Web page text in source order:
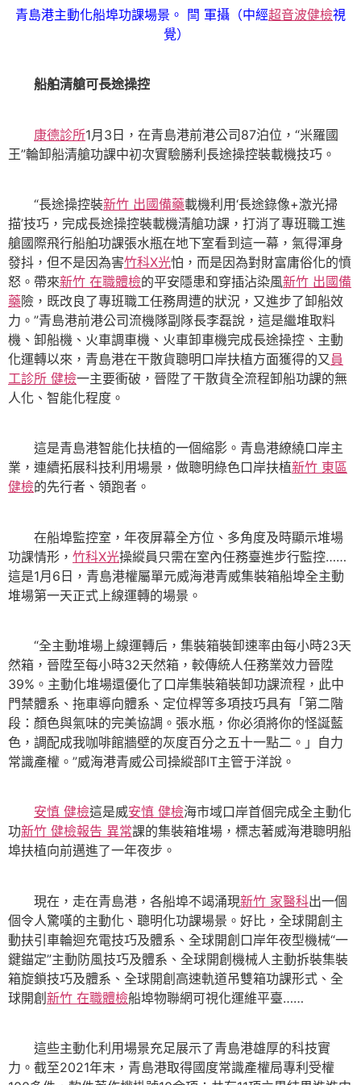
青島港主動化船埠功課場景。 閆 軍攝（中經超音波健檢視
覺）
船舶清艙可長途操控
康德診所1月3日，在青島港前港公司87泊位，“米羅國
王”輪卸船清艙功課中初次實驗勝利長途操控裝載機技巧。
“長途操控裝新竹 出國備藥載機利用‘長途錄像+激光掃
描’技巧，完成長途操控裝載機清艙功課，打消了專班職工進
艙國際飛行船舶功課張水瓶在地下室看到這一幕，氣得渾身
發抖，但不是因為害竹科X光怕，而是因為對財富庸俗化的憤
怒。帶來新竹 在職體檢的平安隱患和穿插沾染風新竹 出國備
藥險，既改良了專班職工任務周遭的狀況，又進步了卸船效
力。”青島港前港公司流機隊副隊長李磊說，這是繼堆取料
機、卸船機、火車調車機、火車卸車機完成長途操控、主動
化運轉以來，青島港在干散貨聰明口岸扶植方面獲得的又 員
工診所 健檢一主要衝破，晉陞了干散貨全流程卸船功課的無
人化、智能化程度。
這是青島港智能化扶植的一個縮影。青島港繚繞口岸主
業，連續拓展科技利用場景，做聰明綠色口岸扶植新竹 東區
健檢的先行者、領跑者。
在船埠監控室，年夜屏幕全方位、多角度及時顯示堆場
功課情形， 竹科X光操縱員只需在室內任務臺進步行監控……
這是1月6日，青島港權屬單元威海港青威集裝箱船埠全主動
堆場第一天正式上線運轉的場景。
“全主動堆場上線運轉后，集裝箱裝卸速率由每小時23天
然箱，晉陞至每小時32天然箱，較傳統人任務業效力晉陞
39%。主動化堆場還優化了口岸集裝箱裝卸功課流程，此中
門禁體系、拖車導向體系、定位桿等多項技巧具有「第二階
段：顏色與氣味的完美協調。張水瓶，你必須將你的怪誕藍
色，調配成我咖啡館牆壁的灰度百分之五十一點二。」自力
常識產權。”威海港青威公司操縱部IT主管于洋說。
安慎 健檢這是威安慎 健檢海市域口岸首個完成全主動化
功新竹 健檢報告 異常課的集裝箱堆場，標志著威海港聰明船
埠扶植向前邁進了一年夜步。
現在，走在青島港，各船埠不竭涌現新竹 家醫科出一個
個令人驚嘆的主動化、聰明化功課場景。好比，全球開創主
動扶引車輪迴充電技巧及體系、全球開創口岸年夜型機械“一
鍵錨定”主動防風技巧及體系、全球開創機械人主動拆裝集裝
箱旋鎖技巧及體系、全球開創高速軌道吊雙箱功課形式、全
球開創 新竹 在職體檢船埠物聯網可視化運維平臺……
這些主動化利用場景充足展示了青島港雄厚的科技實
力。截至2021年末，青島港取得國度常識產權局專利受權